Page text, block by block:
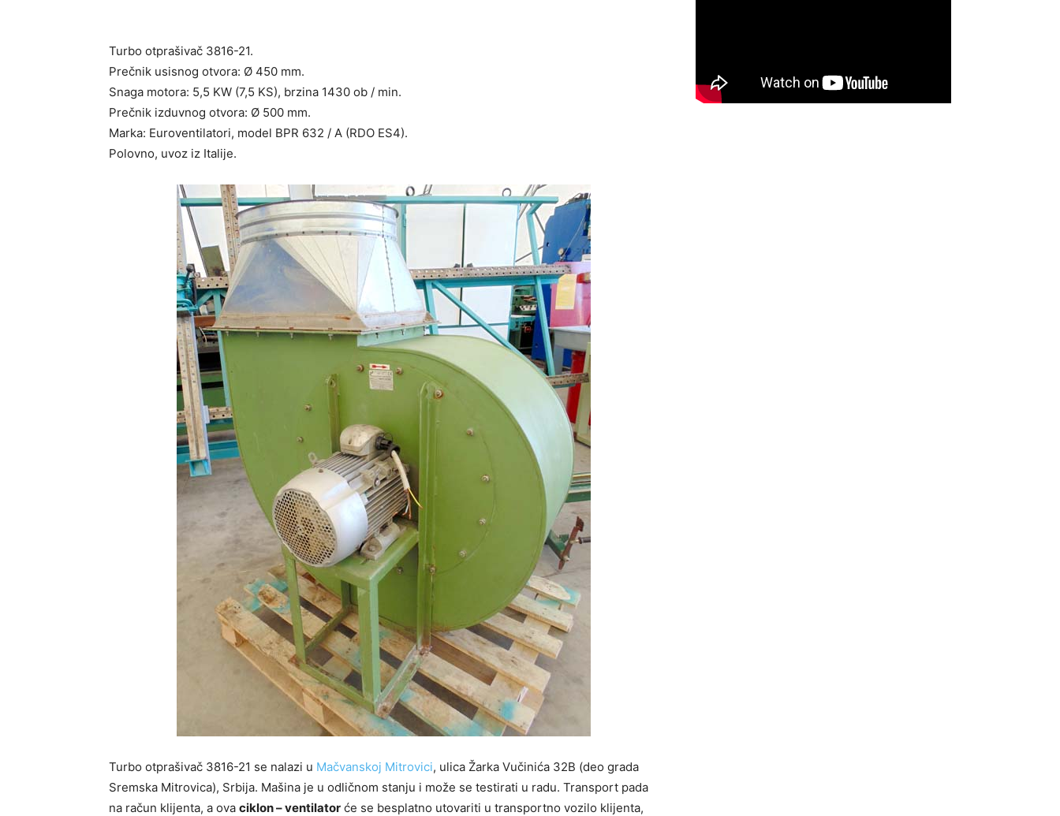
Turbo otprašivač 3816-21.
Prečnik usisnog otvora: Ø 450 mm.
Snaga motora: 5,5 KW (7,5 KS), brzina 1430 ob / min.
Prečnik izduvnog otvora: Ø 500 mm.
Marka: Euroventilatori, model BPR 632 / A (RDO ES4).
Polovno, uvoz iz Italije.
Turbo otprašivač 3816-21 se nalazi u Mačvanskoj Mitrovici, ulica Žarka Vučinića 32B (deo grada
Sremska Mitrovica), Srbija. Mašina je u odličnom stanju i može se testirati u radu. Transport pada
na račun klijenta, a ova ciklon – ventilator će se besplatno utovariti u transportno vozilo klijenta,